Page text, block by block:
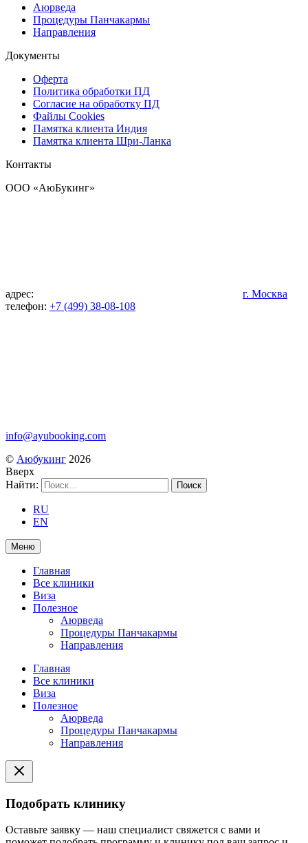
Аюрведа
Процедуры Панчакармы
Направления
Документы
Оферта
Политика обработки ПД
Согласие на обработку ПД
Файлы Cookies
Памятка клиента Индия
Памятка клиента Шри-Ланка
Контакты
OOO «АюБукинг»
адрес:
г. Москва
телефон: +7 (499) 38-08-108
info@ayubooking.com
© Аюбукинг 2026
Вверх
Найти:
RU
EN
Меню
Главная
Все клиники
Виза
Полезное
Аюрведа
Процедуры Панчакармы
Направления
Главная
Все клиники
Виза
Полезное
Аюрведа
Процедуры Панчакармы
Направления
Подобрать клинику
Оставьте заявку — наш специалист свяжется с вами и